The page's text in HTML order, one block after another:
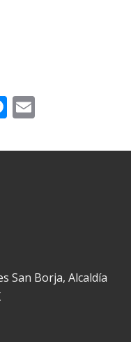
Messenger
San Borja, Alcaldía